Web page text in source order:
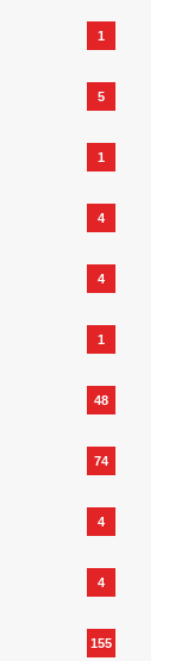
1
5
1
4
4
1
48
74
4
4
155